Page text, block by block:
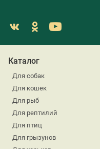
Каталог
Для собак
Для кошек
Для рыб
Для рептилий
Для птиц
Для грызунов